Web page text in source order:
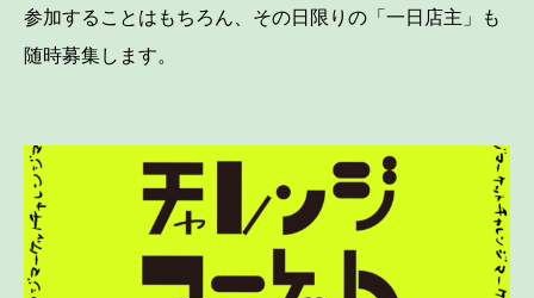
参加することはもちろん、その日限りの「一日店主」も
随時募集します。